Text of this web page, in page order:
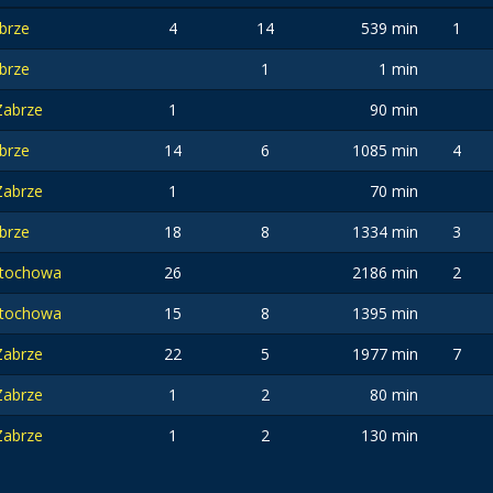
4 14 539 min
1
1
1 min
1
90 min
14 6 1085 min
4
1
70 min
18 8 1334 min
3
26 2186 min
2
15 8
1395 min
22 5 1977 min
7
1 2
80 min
1 2 130 min